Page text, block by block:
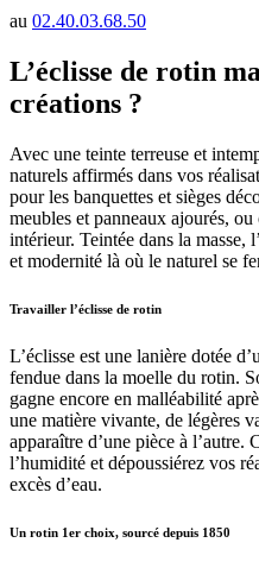
au 02.40.03.68.50
L’éclisse de rotin
créations ?
Avec une teinte terreuse et
naturels affirmés dans vos
pour les banquettes et sièges
meubles et panneaux ajourés,
intérieur. Teintée dans la masse,
et modernité là où le naturel se
Travailler l’éclisse de rotin
L’éclisse est une lanière dotée
fendue dans la moelle du rotin.
gagne encore en malléabilité
une matière vivante, de légères
apparaître d’une pièce à l’autre.
l’humidité et dépoussiérez vos
excès d’eau.
Un rotin 1er choix, sourcé depuis 1850